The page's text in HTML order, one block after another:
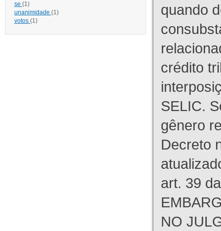
se (1)
unanimidade (1)
votos (1)
quando
crédito
SELIC.
gênero
Decreto
art. 39
NO